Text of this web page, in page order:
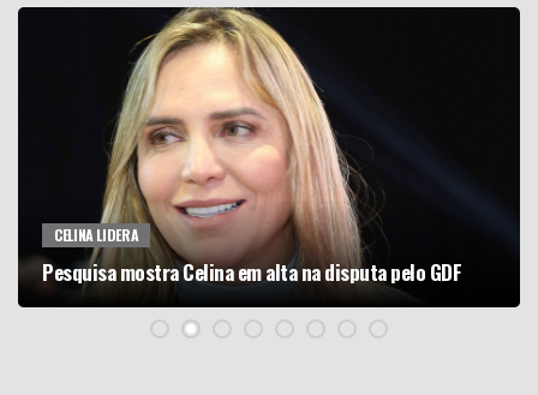
CELINA LIDERA
Pesquisa mostra Celina em alta na disputa pelo GDF